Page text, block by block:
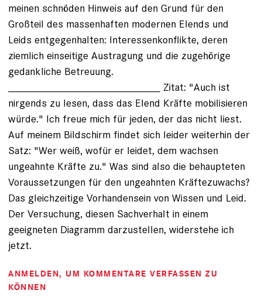
meinen schnöden Hinweis auf den Grund für den
Großteil des massenhaften modernen Elends und
Leids entgegenhalten: Interessenkonflikte, deren
ziemlich einseitige Austragung und die zugehörige
gedankliche Betreuung.
__________________________ Zitat: "Auch ist
nirgends zu lesen, dass das Elend Kräfte mobilisieren
würde." Ich freue mich für jeden, der das nicht liest.
Auf meinem Bildschirm findet sich leider weiterhin der
Satz: "Wer weiß, wofür er leidet, dem wachsen
ungeahnte Kräfte zu." Was sind also die behaupteten
Voraussetzungen für den ungeahnten Kräftezuwachs?
Das gleichzeitige Vorhandensein von Wissen und Leid.
Der Versuchung, diesen Sachverhalt in einem
geeigneten Diagramm darzustellen, widerstehe ich
jetzt.
ANMELDEN, UM KOMMENTARE VERFASSEN ZU
KÖNNEN